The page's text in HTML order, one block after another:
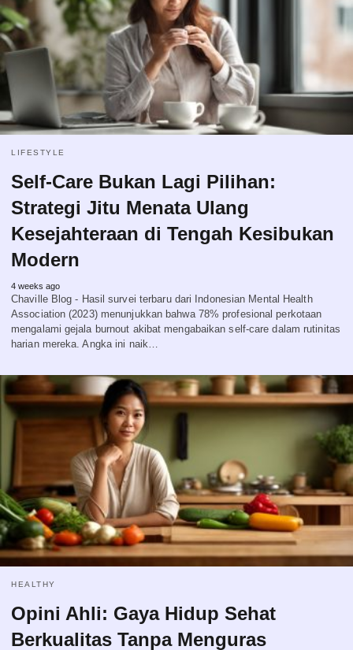
LIFESTYLE
Self-Care Bukan Lagi Pilihan:
Strategi Jitu Menata Ulang
Kesejahteraan di Tengah Kesibukan
Modern
4 weeks ago
Chaville Blog - Hasil survei terbaru dari Indonesian Mental Health
Association (2023) menunjukkan bahwa 78% profesional perkotaan
mengalami gejala burnout akibat mengabaikan self-care dalam rutinitas
harian mereka. Angka ini naik…
HEALTHY
Opini Ahli: Gaya Hidup Sehat
Berkualitas Tanpa Menguras